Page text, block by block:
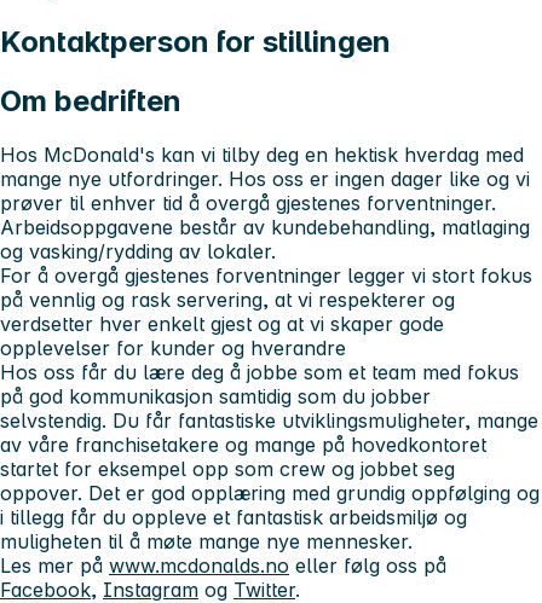
Kontaktperson for stillingen
Om bedriften
Hos McDonald's kan vi tilby deg en hektisk hverdag med
mange nye utfordringer. Hos oss er ingen dager like og vi
prøver til enhver tid å overgå gjestenes forventninger.
Arbeidsoppgavene består av kundebehandling, matlaging
og vasking/rydding av lokaler.
For å overgå gjestenes forventninger legger vi stort fokus
på vennlig og rask servering, at vi respekterer og
verdsetter hver enkelt gjest og at vi skaper gode
opplevelser for kunder og hverandre
Hos oss får du lære deg å jobbe som et team med fokus
på god kommunikasjon samtidig som du jobber
selvstendig. Du får fantastiske utviklingsmuligheter, mange
av våre franchisetakere og mange på hovedkontoret
startet for eksempel opp som crew og jobbet seg
oppover. Det er god opplæring med grundig oppfølging og
i tillegg får du oppleve et fantastisk arbeidsmiljø og
muligheten til å møte mange nye mennesker.
Les mer på www.mcdonalds.no eller følg oss på
Facebook, Instagram og Twitter.